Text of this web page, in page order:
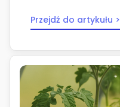
Przejdź do artykułu >